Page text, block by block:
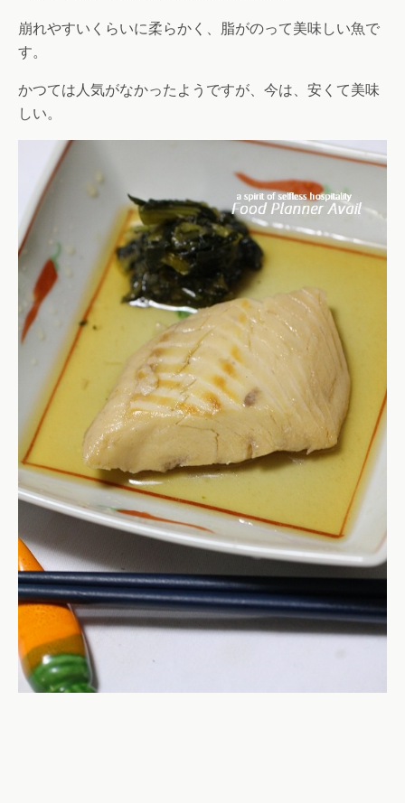
崩れやすいくらいに柔らかく、脂がのって美味しい魚で
す。
かつては人気がなかったようですが、今は、安くて美味
しい。